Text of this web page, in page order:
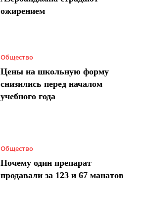
ожирением
Общество
Цены на школьную форму
снизились перед началом
учебного года
Общество
Почему один препарат
продавали за 123 и 67 манатов